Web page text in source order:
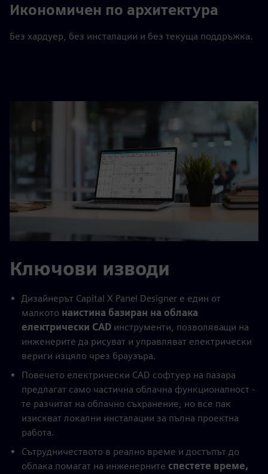
3
Икономичен по архитектура
Без хардуер, без инсталации и без текуща поддръжка.
Ключови изводи
Дизайнерът Capital X Panel Designer е един от
малкото наистина базиран на облака
електрически CAD инструменти, позволяващи на
инженерите да рисуват и управляват електрически
вериги изцяло чрез браузъра.
Повечето електрически CAD софтуер на пазара
предлагат само частична облачна функционалност -
те разчитат на облачно съхранение, но все пак
изискват локални инсталации за пълна проектна
работа.
Сътрудничеството в реално време и достъпът до
облака помагат на инженерните спестете време,